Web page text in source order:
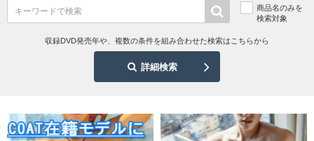
商品名のみを
検索対象
収録DVD発売年や、複数の条件を組み合わせた検索はこちらから
詳細検索